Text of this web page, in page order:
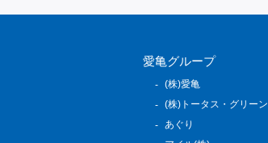
愛亀グループ
(株)愛亀
(株)トータス・グリーン
あぐり